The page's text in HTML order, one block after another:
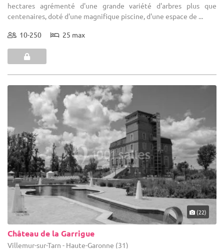
hectares agrémenté d'une grande variété d'arbres plus que
centenaires, doté d'une magnifique piscine, d'une espace de ...
10-250 25 max
(22)
Château de la Garrigue
Villemur-sur-Tarn - Haute-Garonne (31)